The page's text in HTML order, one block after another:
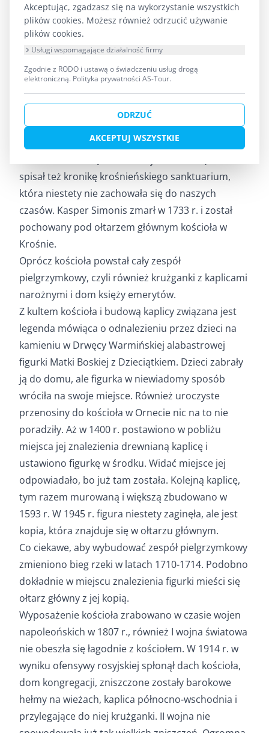
Tolkmicka. Organy zbudowane zostały przez
Jerzego Wolffa i jego syna w latach 1729-1731.
Ważną osobą związaną z budową kościoła jest
Kasper Simonis, który w latach 90 tych XVII powziął
starania o budowę kościoła w Krośnie i aby to się
udało doprowadził w 1710 r. do ponownego
odkupienia Krosna przez kapitułę warmińską
(wcześniej, z powodu kłopotów finansowych,
kapituła sprzedała Krosno dla protestanckiego
spisał też kronikę krośnieńskiego sanktuarium,
która niestety nie zachowała się do naszych
czasów. Kasper Simonis zmarł w 1733 r. i został
pochowany pod ołtarzem głównym kościoła w
Krośnie.
Oprócz kościoła powstał cały zespół
pielgrzymkowy, czyli również krużganki z kaplicami
narożnymi i dom księży emerytów.
Z kultem kościoła i budową kaplicy związana jest
legenda mówiąca o odnalezieniu przez dzieci na
kamieniu w Drwęcy Warmińskiej alabastrowej
figurki Matki Boskiej z Dzieciątkiem. Dzieci zabrały
ją do domu, ale figurka w niewiadomy sposób
wróciła na swoje miejsce. Również uroczyste
przenosiny do kościoła w Ornecie nic na to nie
poradziły. Aż w 1400 r. postawiono w pobliżu
miejsca jej znalezienia drewnianą kaplicę i
ustawiono figurkę w środku. Widać miejsce jej
odpowiadało, bo już tam została. Kolejną kaplicę,
tym razem murowaną i większą zbudowano w
1593 r. W 1945 r. figura niestety zaginęła, ale jest
kopia, która znajduje się w ołtarzu głównym.
Co ciekawe, aby wybudować zespół pielgrzymkowy
zmieniono bieg rzeki w latach 1710-1714. Podobno
dokładnie w miejscu znalezienia figurki mieści się
ołtarz główny z jej kopią.
Wyposażenie kościoła zrabowano w czasie wojen
napoleońskich w 1807 r., również I wojna światowa
nie obeszła się łagodnie z kościołem. W 1914 r. w
wyniku ofensywy rosyjskiej spłonął dach kościoła,
dom kongregacji, zniszczone zostały barokowe
hełmy na wieżach, kaplica północno-wschodnia i
przylegające do niej krużganki. II wojna nie
Akceptując, zgadzasz się na wykorzystanie wszystkich
plików cookies. Możesz również odrzucić używanie
plików cookies.
Usługi wspomagające działalność firmy
Zgodnie z RODO i ustawą o świadczeniu usług drogą
elektroniczną. Polityka prywatności AS-Tour.
ODRZUĆ
AKCEPTUJ WSZYSTKIE